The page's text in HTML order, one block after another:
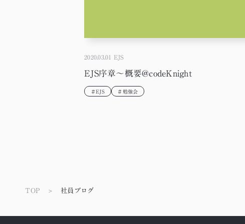
2020.03.01 EJS
EJS序章～概要@codeKnight
＃EJS ＃勉強会
TOP 社員ブログ